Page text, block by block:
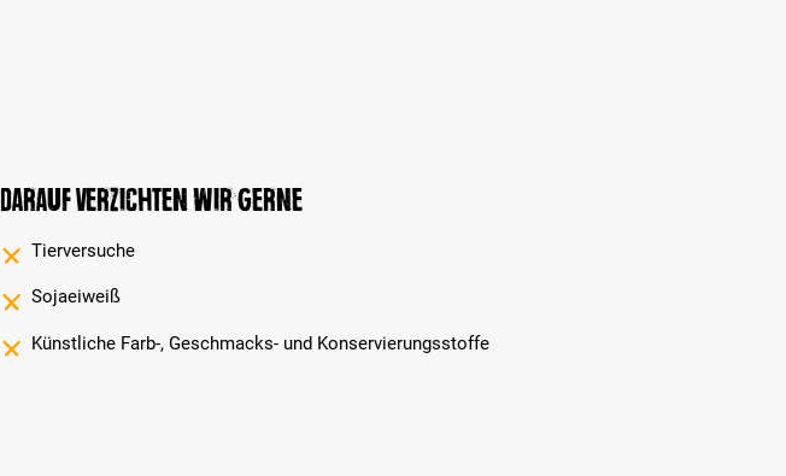
Darauf verzichten wir gerne
Tierversuche
Sojaeiweiß
Künstliche Farb-, Geschmacks- und Konservierungsstoffe